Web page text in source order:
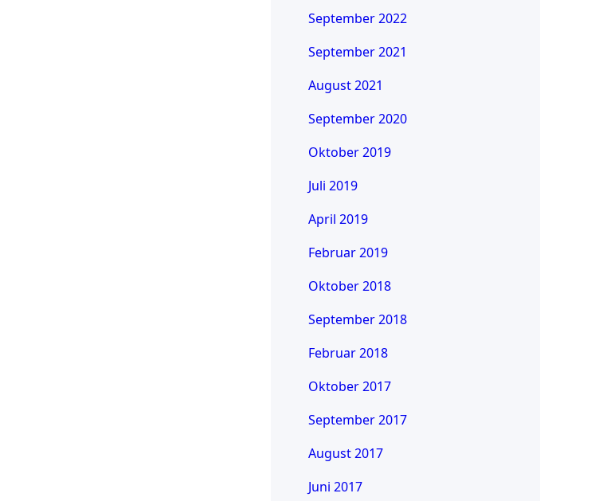
September 2022
September 2021
August 2021
September 2020
Oktober 2019
Juli 2019
April 2019
Februar 2019
Oktober 2018
September 2018
Februar 2018
Oktober 2017
September 2017
August 2017
Juni 2017